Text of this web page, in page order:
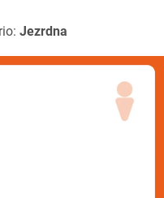
Jezrdna